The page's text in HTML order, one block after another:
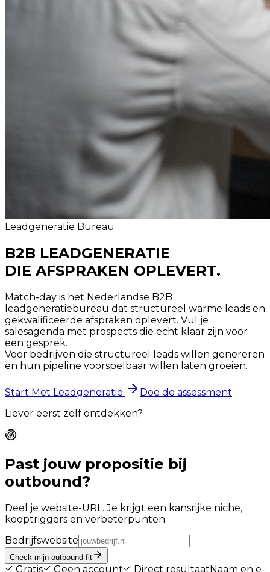
Leadgeneratie Bureau
B2B LEADGENERATIE
DIE AFSPRAKEN OPLEVERT.
Match-day is het Nederlandse B2B
leadgeneratiebureau dat structureel warme leads en
gekwalificeerde afspraken oplevert. Vul je
salesagenda met prospects die echt klaar zijn voor
een gesprek.
Voor bedrijven die structureel leads willen genereren
en hun pipeline voorspelbaar willen laten groeien.
Start Met Leadgeneratie
Doe de assessment
Liever eerst zelf ontdekken?
Past jouw propositie bij
outbound?
Deel je website-URL. Je krijgt een kansrijke niche,
kooptriggers en verbeterpunten.
Bedrijfswebsite
Check mijn outbound-fit
Gratis Geen account Direct resultaatNaam en e-